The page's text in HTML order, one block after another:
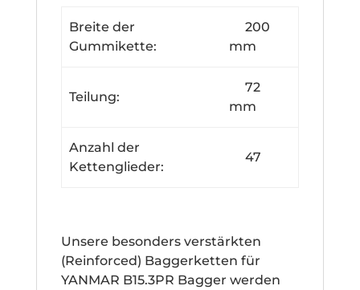
Breite der
Gummikette:
200
mm
Teilung:
72
mm
Anzahl der
Kettenglieder:
47
Unsere besonders verstärkten
(Reinforced) Baggerketten für
YANMAR B15.3PR Bagger werden